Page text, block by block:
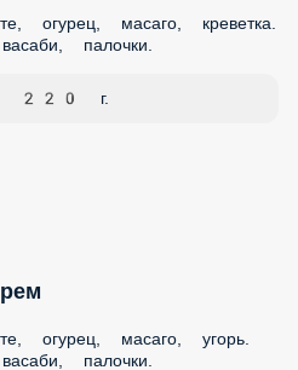
масаго, креветка. Соевый
220 г.
масаго, угорь. Соевый